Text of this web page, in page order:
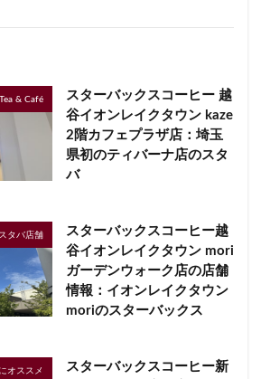
& Café
スターバックスコーヒー 越
谷イオンレイクタウン kaze
2階カフェプラザ店：埼玉
県初のティバーナ店のスタ
バ
タバ店舗
スターバックスコーヒー越
谷イオンレイクタウン mori
ガーデンウォーク店の店舗
情報：イオンレイクタウン
moriのスターバックス
オススメ
スターバックスコーヒー新